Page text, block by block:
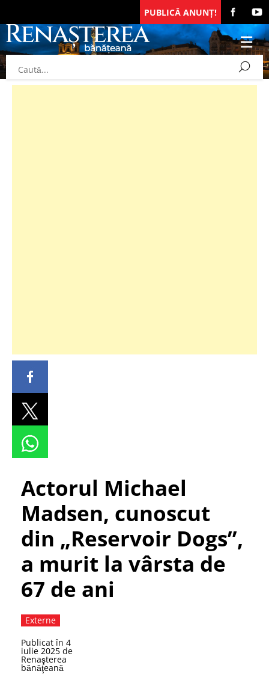
PUBLICĂ ANUNȚ!
Actorul Michael
Madsen, cunoscut
din „Reservoir Dogs”,
a murit la vârsta de
67 de ani
Externe
Publicat în 4
iulie 2025 de
Renaşterea
bănăţeană